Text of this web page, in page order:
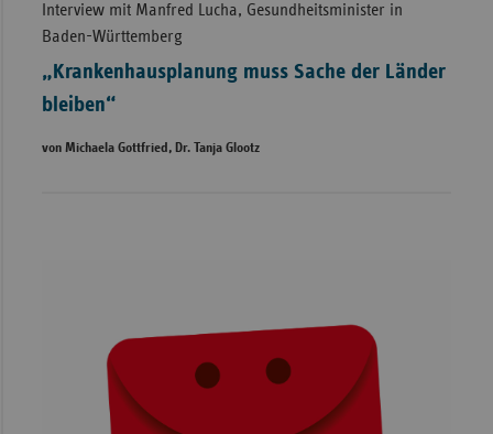
Interview mit Manfred Lucha, Gesundheitsminister in
Baden-Württemberg
„Krankenhausplanung muss Sache der Länder
bleiben“
von Michaela Gottfried, Dr. Tanja Glootz